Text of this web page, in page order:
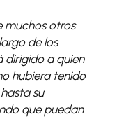
muchos otros
de los
dirigido a quien
hubiera tenido
su
que puedan